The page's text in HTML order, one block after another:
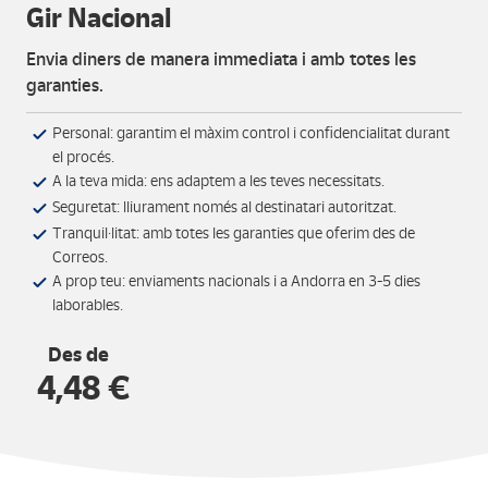
Gir Nacional
Envia diners de manera immediata i amb totes les
garanties.
Personal: garantim el màxim control i confidencialitat durant
el procés.
A la teva mida: ens adaptem a les teves necessitats.
Seguretat: lliurament només al destinatari autoritzat.
Tranquil·litat: amb totes les garanties que oferim des de
Correos.
A prop teu: enviaments nacionals i a Andorra en 3-5 dies
laborables.
Des de
4,48 €